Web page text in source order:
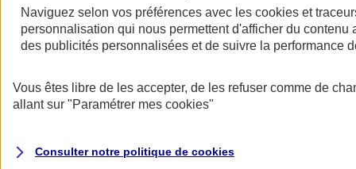
AXA Assurance
Naviguez selon vos préférences avec les cookies et
personnalisation qui nous permettent d'afficher du contenu
des publicités personnalisées et de suivre la performance
Vous êtes libre de les accepter, de les refuser comme de
allant sur "Paramétrer mes cookies"
Consulter notre politique de cookies